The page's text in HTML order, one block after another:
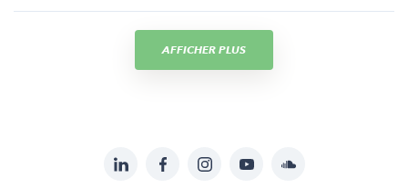
AFFICHER PLUS
LinkedInFacebookInstagramYouTubeSoundcloud